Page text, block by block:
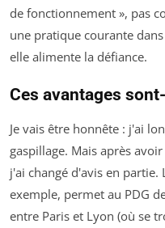
de fonctionnement », pas
une pratique courante
elle alimente la défiance.
Ces avantages
Je vais être honnête : j'ai
gaspillage. Mais après
j'ai changé d'avis en
exemple, permet au PDG
entre Paris et Lyon (où se